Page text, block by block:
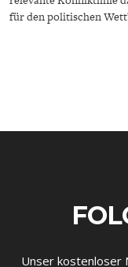
für den politischen
Unser kostenloser